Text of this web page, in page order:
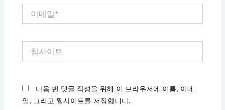
다음 번 댓글 작성을 위해 이 브라우저에 이름, 이메
일, 그리고 웹사이트를 저장합니다.